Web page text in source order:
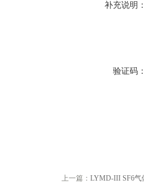
补充说明
验证码
上一篇： LYMD-III SF6气